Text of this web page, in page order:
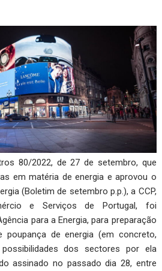
80/2022, de 27 de setembro, que
em matéria de energia e aprovou o
(Boletim de setembro p.p.), a CCP,
e Serviços de Portugal, foi
para a Energia, para preparação
poupança de energia (em concreto,
dos sectores por ela
assinado no passado dia 28, entre